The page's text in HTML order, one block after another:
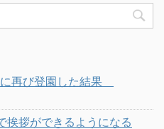
再び登園した結果
挨拶ができるようになる